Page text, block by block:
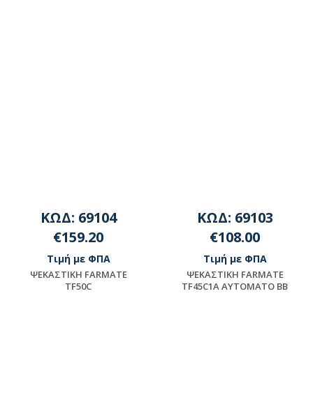
ΚΩΔ: 69104
€159.20
Τιμή με ΦΠΑ
ΨEKAΣTIKH FARMATE
TF50C
ΚΩΔ: 69103
€108.00
Τιμή με ΦΠΑ
ΨEKAΣTIKH FARMATE
TF45C1A AYTOMATO BB